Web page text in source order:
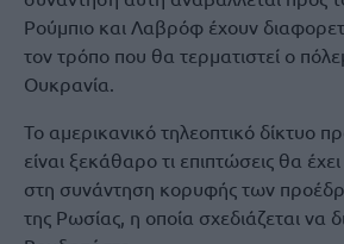
Ρούμπιο και Λαβρόφ έχουν
τον τρόπο που θα τερματιστεί ο
Ουκρανία.
Το αμερικανικό τηλεοπτικό δίκτυο
είναι ξεκάθαρο τι επιπτώσεις θα
στη συνάντηση κορυφής των
της Ρωσίας, η οποία σχεδιάζεται να